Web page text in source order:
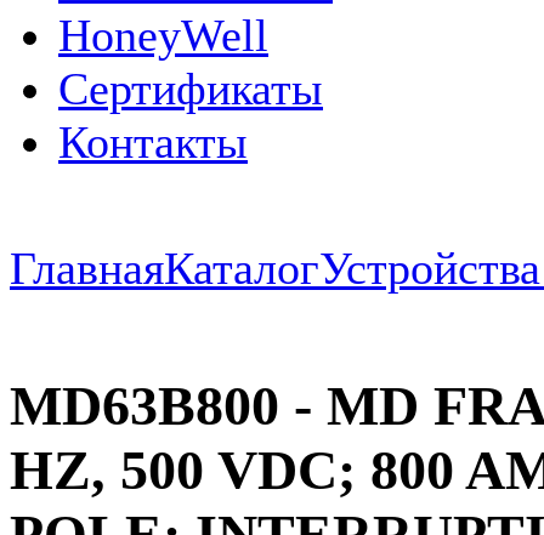
HoneyWell
Сертификаты
Контакты
ГлавнаяКаталог
MD63B800 - MD
HZ, 500 VDC; 800